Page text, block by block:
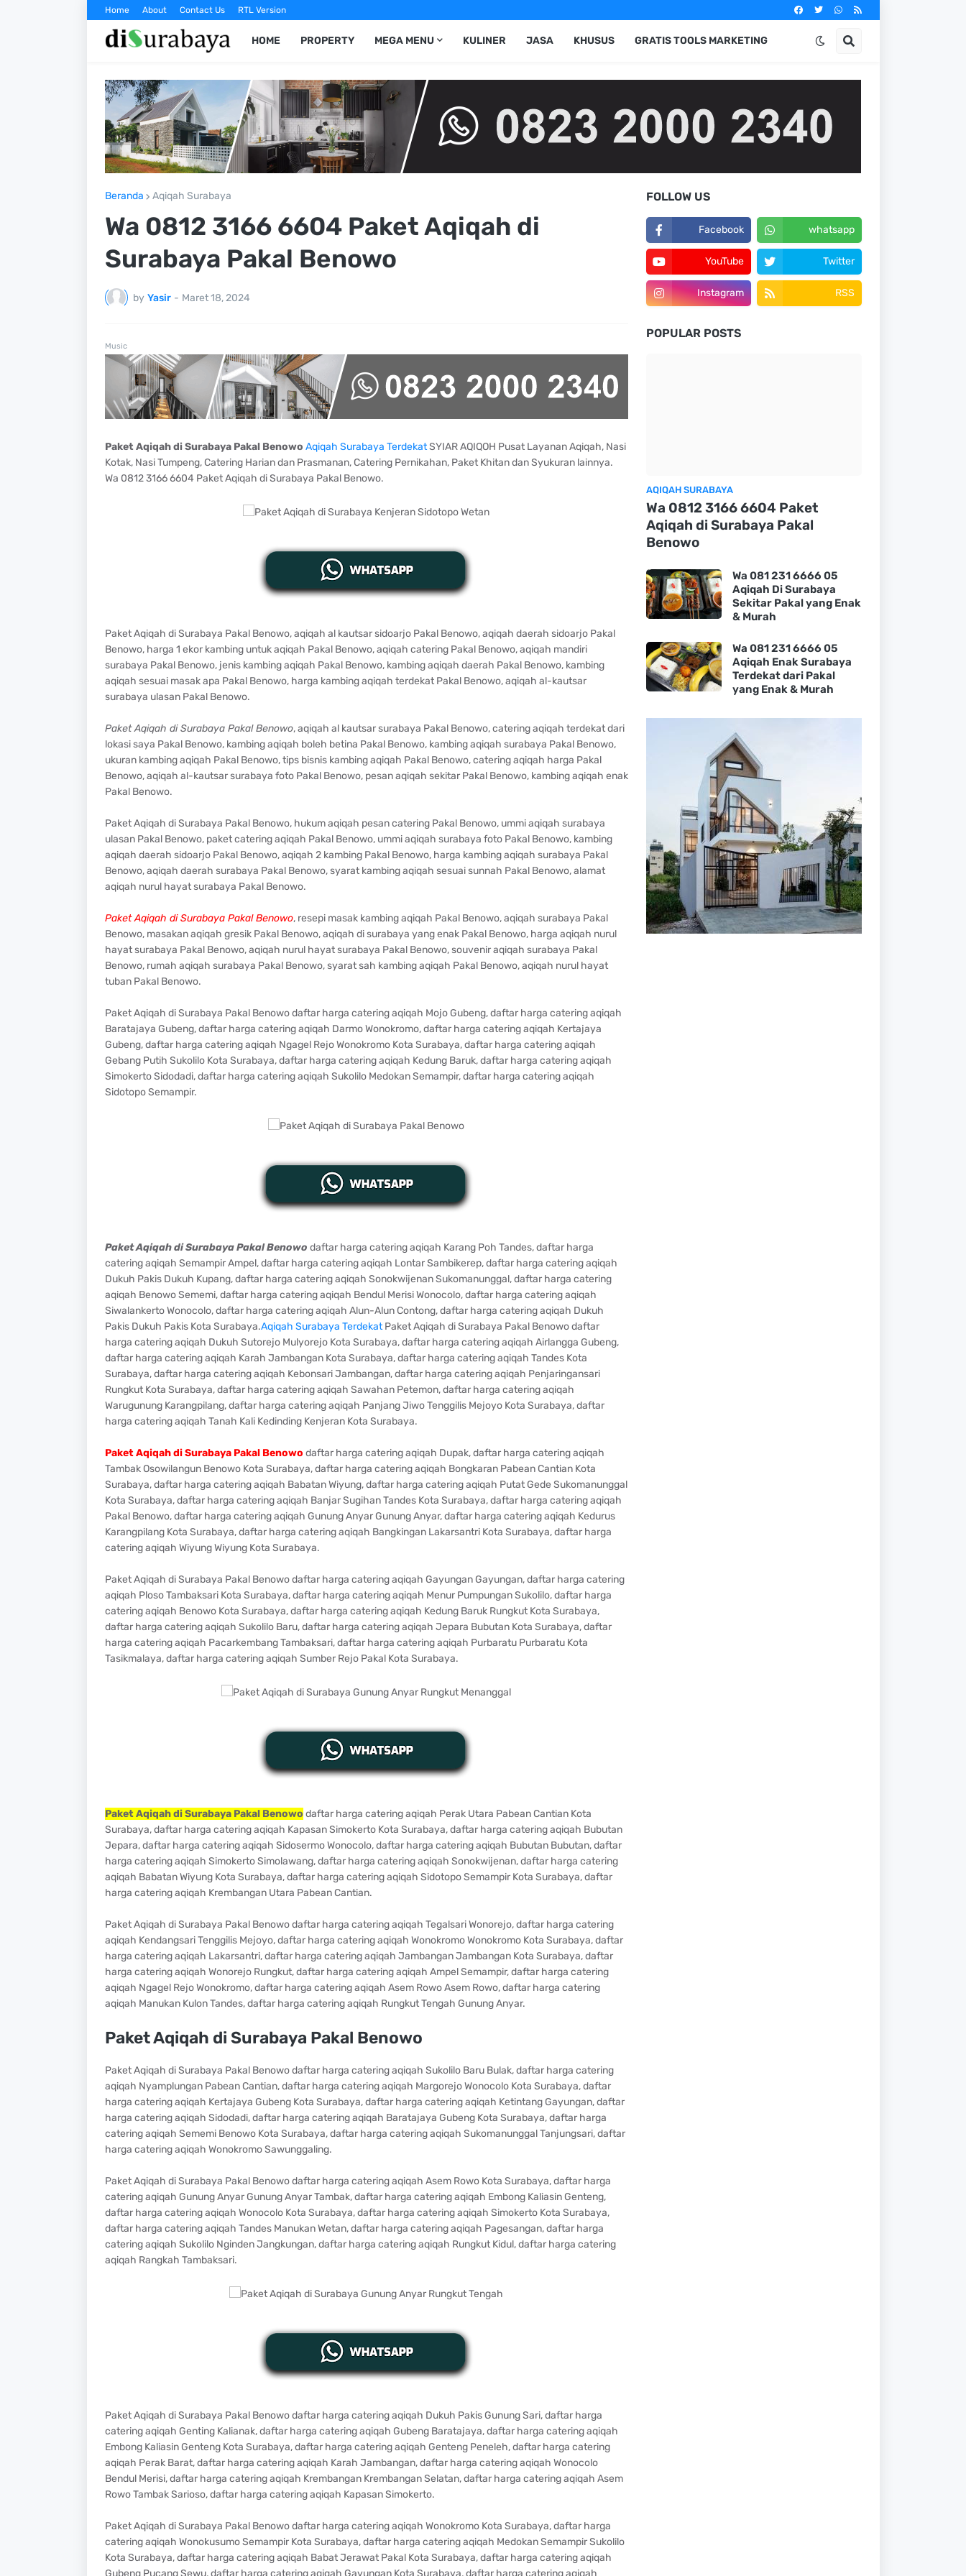
Home About Contact Us RTL Version
HOME PROPERTY MEGA MENU KULINER JASA KHUSUS GRATIS TOOLS MARKETING
Beranda Aqiqah Surabaya
Wa 0812 3166 6604 Paket Aqiqah di
Surabaya Pakal Benowo
by Yasir - Maret 18, 2024
Music
Paket Aqiqah di Surabaya Pakal Benowo Aqiqah Surabaya TerdekatSYIAR AQIQOH Pusat Layanan Aqiqah, Nasi
Kotak, Nasi Tumpeng, Catering Harian dan Prasmanan, Catering Pernikahan, Paket Khitan dan Syukuran lainnya.
Wa 0812 3166 6604 Paket Aqiqah di Surabaya Pakal Benowo.
Paket Aqiqah di Surabaya Pakal Benowo, aqiqah al kautsar sidoarjo Pakal Benowo, aqiqah daerah sidoarjo Pakal
Benowo, harga 1 ekor kambing untuk aqiqah Pakal Benowo, aqiqah catering Pakal Benowo, aqiqah mandiri
surabaya Pakal Benowo, jenis kambing aqiqah Pakal Benowo, kambing aqiqah daerah Pakal Benowo, kambing
aqiqah sesuai masak apa Pakal Benowo, harga kambing aqiqah terdekat Pakal Benowo, aqiqah al-kautsar
surabaya ulasan Pakal Benowo.
Paket Aqiqah di Surabaya Pakal Benowo, aqiqah al kautsar surabaya Pakal Benowo, catering aqiqah terdekat dari
lokasi saya Pakal Benowo, kambing aqiqah boleh betina Pakal Benowo, kambing aqiqah surabaya Pakal Benowo,
ukuran kambing aqiqah Pakal Benowo, tips bisnis kambing aqiqah Pakal Benowo, catering aqiqah harga Pakal
Benowo, aqiqah al-kautsar surabaya foto Pakal Benowo, pesan aqiqah sekitar Pakal Benowo, kambing aqiqah enak
Pakal Benowo.
Paket Aqiqah di Surabaya Pakal Benowo, hukum aqiqah pesan catering Pakal Benowo, ummi aqiqah surabaya
ulasan Pakal Benowo, paket catering aqiqah Pakal Benowo, ummi aqiqah surabaya foto Pakal Benowo, kambing
aqiqah daerah sidoarjo Pakal Benowo, aqiqah 2 kambing Pakal Benowo, harga kambing aqiqah surabaya Pakal
Benowo, aqiqah daerah surabaya Pakal Benowo, syarat kambing aqiqah sesuai sunnah Pakal Benowo, alamat
aqiqah nurul hayat surabaya Pakal Benowo.
Paket Aqiqah di Surabaya Pakal Benowo, resepi masak kambing aqiqah Pakal Benowo, aqiqah surabaya Pakal
Benowo, masakan aqiqah gresik Pakal Benowo, aqiqah di surabaya yang enak Pakal Benowo, harga aqiqah nurul
hayat surabaya Pakal Benowo, aqiqah nurul hayat surabaya Pakal Benowo, souvenir aqiqah surabaya Pakal
Benowo, rumah aqiqah surabaya Pakal Benowo, syarat sah kambing aqiqah Pakal Benowo, aqiqah nurul hayat
tuban Pakal Benowo.
Paket Aqiqah di Surabaya Pakal Benowo daftar harga catering aqiqah Mojo Gubeng, daftar harga catering aqiqah
Baratajaya Gubeng, daftar harga catering aqiqah Darmo Wonokromo, daftar harga catering aqiqah Kertajaya
Gubeng, daftar harga catering aqiqah Ngagel Rejo Wonokromo Kota Surabaya, daftar harga catering aqiqah
Gebang Putih Sukolilo Kota Surabaya, daftar harga catering aqiqah Kedung Baruk, daftar harga catering aqiqah
Simokerto Sidodadi, daftar harga catering aqiqah Sukolilo Medokan Semampir, daftar harga catering aqiqah
Sidotopo Semampir.
Paket Aqiqah di Surabaya Pakal Benowo daftar harga catering aqiqah Karang Poh Tandes, daftar harga
catering aqiqah Semampir Ampel, daftar harga catering aqiqah Lontar Sambikerep, daftar harga catering aqiqah
Dukuh Pakis Dukuh Kupang, daftar harga catering aqiqah Sonokwijenan Sukomanunggal, daftar harga catering
aqiqah Benowo Sememi, daftar harga catering aqiqah Bendul Merisi Wonocolo, daftar harga catering aqiqah
Siwalankerto Wonocolo, daftar harga catering aqiqah Alun-Alun Contong, daftar harga catering aqiqah Dukuh
Pakis Dukuh Pakis Kota Surabaya.Aqiqah Surabaya TerdekatPaket Aqiqah di Surabaya Pakal Benowo daftar
harga catering aqiqah Dukuh Sutorejo Mulyorejo Kota Surabaya, daftar harga catering aqiqah Airlangga Gubeng,
daftar harga catering aqiqah Karah Jambangan Kota Surabaya, daftar harga catering aqiqah Tandes Kota
Surabaya, daftar harga catering aqiqah Kebonsari Jambangan, daftar harga catering aqiqah Penjaringansari
Rungkut Kota Surabaya, daftar harga catering aqiqah Sawahan Petemon, daftar harga catering aqiqah
Warugunung Karangpilang, daftar harga catering aqiqah Panjang Jiwo Tenggilis Mejoyo Kota Surabaya, daftar
harga catering aqiqah Tanah Kali Kedinding Kenjeran Kota Surabaya.
Paket Aqiqah di Surabaya Pakal Benowo daftar harga catering aqiqah Dupak, daftar harga catering aqiqah
Tambak Osowilangun Benowo Kota Surabaya, daftar harga catering aqiqah Bongkaran Pabean Cantian Kota
Surabaya, daftar harga catering aqiqah Babatan Wiyung, daftar harga catering aqiqah Putat Gede Sukomanunggal
Kota Surabaya, daftar harga catering aqiqah Banjar Sugihan Tandes Kota Surabaya, daftar harga catering aqiqah
Pakal Benowo, daftar harga catering aqiqah Gunung Anyar Gunung Anyar, daftar harga catering aqiqah Kedurus
Karangpilang Kota Surabaya, daftar harga catering aqiqah Bangkingan Lakarsantri Kota Surabaya, daftar harga
catering aqiqah Wiyung Wiyung Kota Surabaya.
Paket Aqiqah di Surabaya Pakal Benowo daftar harga catering aqiqah Gayungan Gayungan, daftar harga catering
aqiqah Ploso Tambaksari Kota Surabaya, daftar harga catering aqiqah Menur Pumpungan Sukolilo, daftar harga
catering aqiqah Benowo Kota Surabaya, daftar harga catering aqiqah Kedung Baruk Rungkut Kota Surabaya,
daftar harga catering aqiqah Sukolilo Baru, daftar harga catering aqiqah Jepara Bubutan Kota Surabaya, daftar
harga catering aqiqah Pacarkembang Tambaksari, daftar harga catering aqiqah Purbaratu Purbaratu Kota
Tasikmalaya, daftar harga catering aqiqah Sumber Rejo Pakal Kota Surabaya.
Paket Aqiqah di Surabaya Pakal Benowo daftar harga catering aqiqah Perak Utara Pabean Cantian Kota
Surabaya, daftar harga catering aqiqah Kapasan Simokerto Kota Surabaya, daftar harga catering aqiqah Bubutan
Jepara, daftar harga catering aqiqah Sidosermo Wonocolo, daftar harga catering aqiqah Bubutan Bubutan, daftar
harga catering aqiqah Simokerto Simolawang, daftar harga catering aqiqah Sonokwijenan, daftar harga catering
aqiqah Babatan Wiyung Kota Surabaya, daftar harga catering aqiqah Sidotopo Semampir Kota Surabaya, daftar
harga catering aqiqah Krembangan Utara Pabean Cantian.
Paket Aqiqah di Surabaya Pakal Benowo daftar harga catering aqiqah Tegalsari Wonorejo, daftar harga catering
aqiqah Kendangsari Tenggilis Mejoyo, daftar harga catering aqiqah Wonokromo Wonokromo Kota Surabaya, daftar
harga catering aqiqah Lakarsantri, daftar harga catering aqiqah Jambangan Jambangan Kota Surabaya, daftar
harga catering aqiqah Wonorejo Rungkut, daftar harga catering aqiqah Ampel Semampir, daftar harga catering
aqiqah Ngagel Rejo Wonokromo, daftar harga catering aqiqah Asem Rowo Asem Rowo, daftar harga catering
aqiqah Manukan Kulon Tandes, daftar harga catering aqiqah Rungkut Tengah Gunung Anyar.
Paket Aqiqah di Surabaya Pakal Benowo
Paket Aqiqah di Surabaya Pakal Benowo daftar harga catering aqiqah Sukolilo Baru Bulak, daftar harga catering
aqiqah Nyamplungan Pabean Cantian, daftar harga catering aqiqah Margorejo Wonocolo Kota Surabaya, daftar
harga catering aqiqah Kertajaya Gubeng Kota Surabaya, daftar harga catering aqiqah Ketintang Gayungan, daftar
harga catering aqiqah Sidodadi, daftar harga catering aqiqah Baratajaya Gubeng Kota Surabaya, daftar harga
catering aqiqah Sememi Benowo Kota Surabaya, daftar harga catering aqiqah Sukomanunggal Tanjungsari, daftar
harga catering aqiqah Wonokromo Sawunggaling.
Paket Aqiqah di Surabaya Pakal Benowo daftar harga catering aqiqah Asem Rowo Kota Surabaya, daftar harga
catering aqiqah Gunung Anyar Gunung Anyar Tambak, daftar harga catering aqiqah Embong Kaliasin Genteng,
daftar harga catering aqiqah Wonocolo Kota Surabaya, daftar harga catering aqiqah Simokerto Kota Surabaya,
daftar harga catering aqiqah Tandes Manukan Wetan, daftar harga catering aqiqah Pagesangan, daftar harga
catering aqiqah Sukolilo Nginden Jangkungan, daftar harga catering aqiqah Rungkut Kidul, daftar harga catering
aqiqah Rangkah Tambaksari.
Paket Aqiqah di Surabaya Pakal Benowo daftar harga catering aqiqah Dukuh Pakis Gunung Sari, daftar harga
catering aqiqah Genting Kalianak, daftar harga catering aqiqah Gubeng Baratajaya, daftar harga catering aqiqah
Embong Kaliasin Genteng Kota Surabaya, daftar harga catering aqiqah Genteng Peneleh, daftar harga catering
aqiqah Perak Barat, daftar harga catering aqiqah Karah Jambangan, daftar harga catering aqiqah Wonocolo
Bendul Merisi, daftar harga catering aqiqah Krembangan Krembangan Selatan, daftar harga catering aqiqah Asem
Rowo Tambak Sarioso, daftar harga catering aqiqah Kapasan Simokerto.
Paket Aqiqah di Surabaya Pakal Benowo daftar harga catering aqiqah Wonokromo Kota Surabaya, daftar harga
catering aqiqah Wonokusumo Semampir Kota Surabaya, daftar harga catering aqiqah Medokan Semampir Sukolilo
Kota Surabaya, daftar harga catering aqiqah Babat Jerawat Pakal Kota Surabaya, daftar harga catering aqiqah
Gubeng Pucang Sewu, daftar harga catering aqiqah Gayungan Kota Surabaya, daftar harga catering aqiqah
FOLLOW US
Facebook whatsapp
YouTube Twitter
Instagram RSS
POPULAR POSTS
AQIQAH SURABAYA
Wa 0812 3166 6604 Paket
Aqiqah di Surabaya Pakal
Benowo
Wa 081 231 6666 05
Aqiqah Di Surabaya
Sekitar Pakal yang Enak
& Murah
Wa 081 231 6666 05
Aqiqah Enak Surabaya
Terdekat dari Pakal
yang Enak & Murah